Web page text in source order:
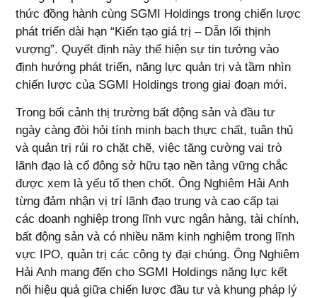
thức đồng hành cùng SGMI Holdings trong chiến lược
phát triển dài hạn “Kiến tạo giá trị – Dẫn lối thịnh
vượng”. Quyết định này thể hiện sự tin tưởng vào
định hướng phát triển, năng lực quản trị và tầm nhìn
chiến lược của SGMI Holdings trong giai đoạn mới.
Trong bối cảnh thị trường bất động sản và đầu tư
ngày càng đòi hỏi tính minh bạch thực chất, tuân thủ
và quản trị rủi ro chặt chẽ, việc tăng cường vai trò
lãnh đạo là cổ đông sở hữu tạo nền tảng vững chắc
được xem là yếu tố then chốt. Ông Nghiêm Hải Anh
từng đảm nhận vị trí lãnh đạo trung và cao cấp tại
các doanh nghiệp trong lĩnh vực ngân hàng, tài chính,
bất động sản và có nhiều năm kinh nghiệm trong lĩnh
vực IPO, quản trị các công ty đại chúng. Ông Nghiêm
Hải Anh mang đến cho SGMI Holdings năng lực kết
nối hiệu quả giữa chiến lược đầu tư và khung pháp lý